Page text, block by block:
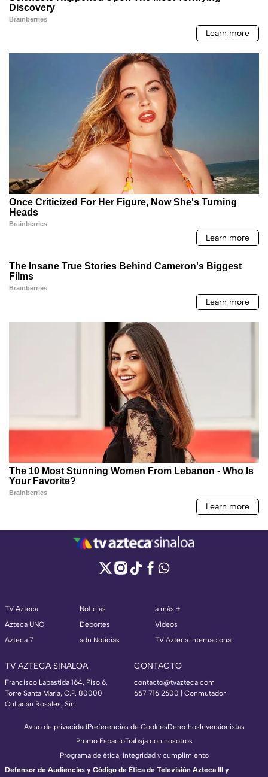
TV Azteca
Azteca UNO
Azteca 7
Noticias
Deportes
adn Noticias
a más +
Videos
TV Azteca Internacional
TV AZTECA SINALOA
Francisco Labastida 164, Piso 6,
Torre Santa María, C.P. 80000
Culiacán Rosales, Sin.
CONTACTO
contacto@tvazteca.com
667 716 2600 | Conmutador
Aviso de privacidadPreferencias de CookiesDerechosInversionistas
Promo EspacioTrabaja con nosotros
Programa de ética, integridad y cumplimiento
Defensor de Audiencias y Código de Ética de Televisión Azteca III y